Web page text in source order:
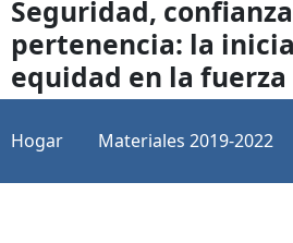
Seguridad,
pertenencia: la
equidad en la
Hogar Materiales 2019-2022